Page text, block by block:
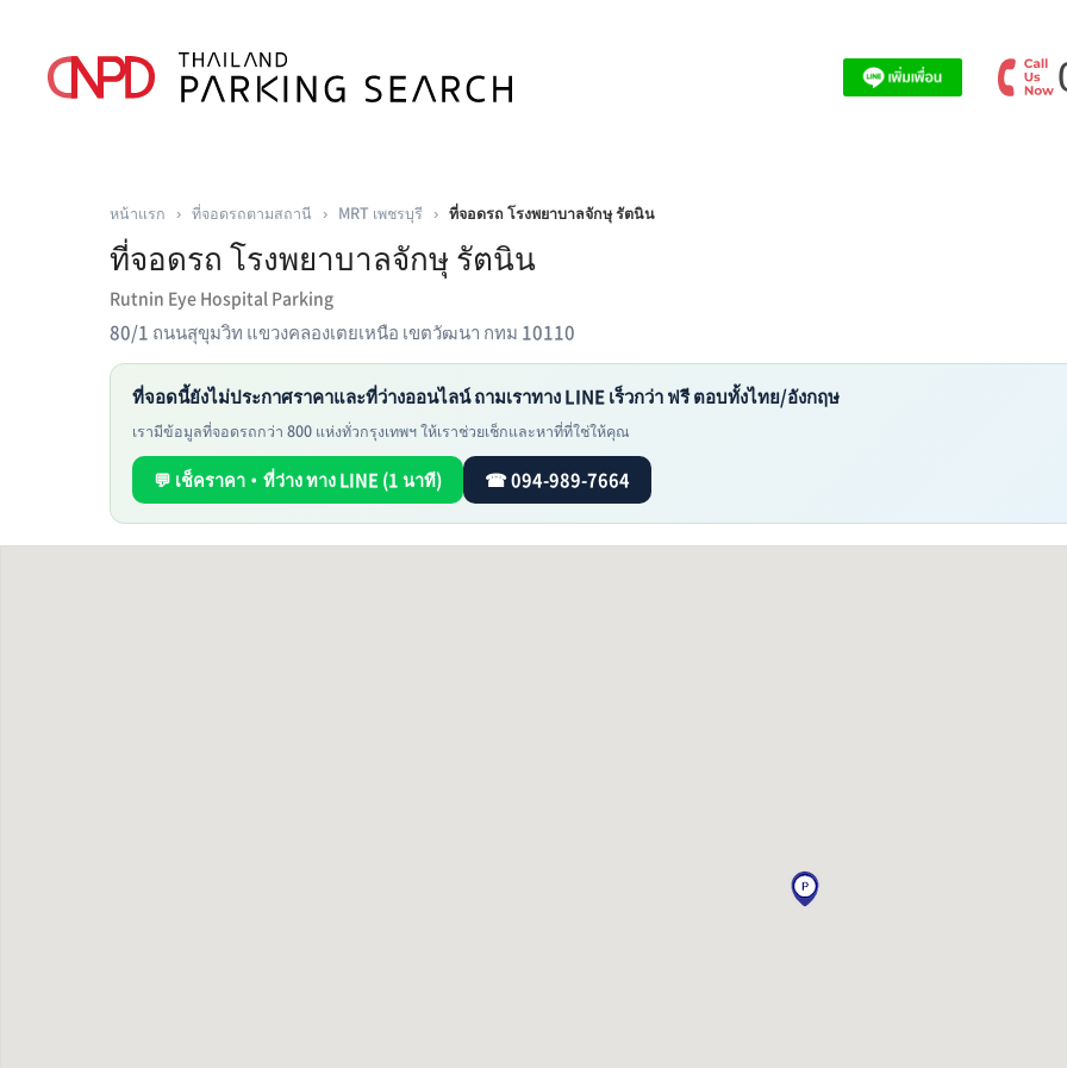
หน้าแรก › ที่จอดรถตามสถานี › MRT เพชรบุรี › ที่จอดรถ โรงพยาบาลจักษุ รัตนิน
ที่จอดรถ โรงพยาบาลจักษุ รัตนิน
Rutnin Eye Hospital Parking
80/1 ถนนสุขุมวิท แขวงคลองเตยเหนือ เขตวัฒนา กทม 10110
ที่จอดนี้ยังไม่ประกาศราคาและที่ว่างออนไลน์ ถามเราทาง LINE เร็วกว่า ฟรี ตอบทั้งไทย/อังกฤษ
เรามีข้อมูลที่จอดรถกว่า 800 แห่งทั่วกรุงเทพฯ ให้เราช่วยเช็กและหาที่ที่ใช่ให้คุณ
💬 เช็คราคา・ที่ว่าง ทาง LINE (1 นาที) ☎ 094-989-7664